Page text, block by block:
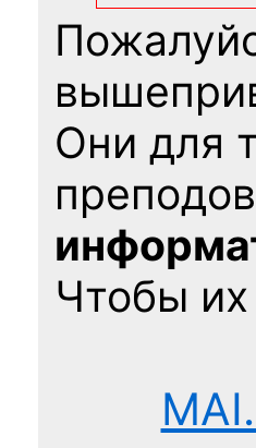
Они для
Чтобы